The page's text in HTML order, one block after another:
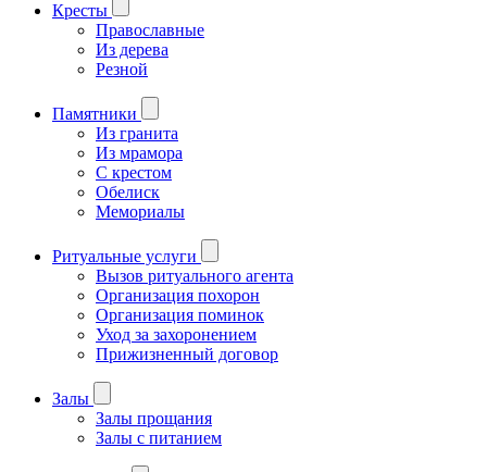
Кресты
Православные
Из дерева
Резной
Памятники
Из гранита
Из мрамора
С крестом
Обелиск
Мемориалы
Ритуальные услуги
Вызов ритуального агента
Организация похорон
Организация поминок
Уход за захоронением
Прижизненный договор
Залы
Залы прощания
Залы с питанием